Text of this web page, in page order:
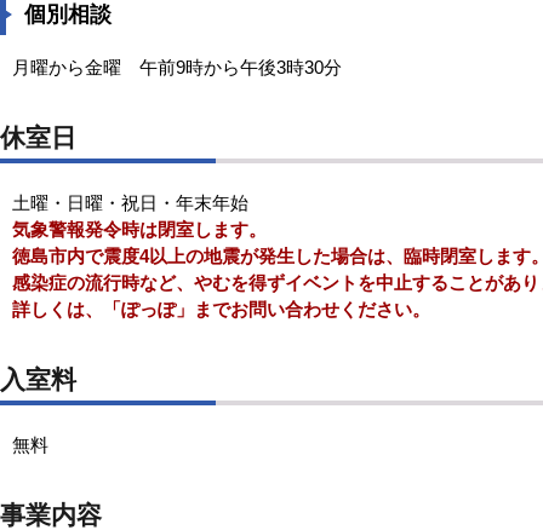
個別相談
月曜から金曜 午前9時から午後3時30分
休室日
土曜・日曜・祝日・年末年始
気象警報発令時は閉室します。
徳島市内で震度4以上の地震が発生した場合は、臨時閉室します
感染症の流行時など、やむを得ずイベントを中止することがあ
詳しくは、「ぽっぽ」までお問い合わせください。
入室料
無料
事業内容